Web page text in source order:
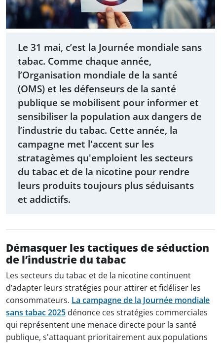
Le 31 mai, c’est la Journée mondiale sans
tabac. Comme chaque année,
l’Organisation mondiale de la santé
(OMS) et les défenseurs de la santé
publique se mobilisent pour informer et
sensibiliser la population aux dangers de
l’industrie du tabac. Cette année, la
campagne met l'accent sur les
stratagèmes qu'emploient les secteurs
du tabac et de la nicotine pour rendre
leurs produits toujours plus séduisants
et addictifs.
Démasquer les tactiques de séduction
de l’industrie du tabac
Les secteurs du tabac et de la nicotine continuent
d’adapter leurs stratégies pour attirer et fidéliser les
consommateurs. La campagne de la Journée mondiale
sans tabac 2025 dénonce ces stratégies commerciales
qui représentent une menace directe pour la santé
publique, s'attaquant prioritairement aux populations